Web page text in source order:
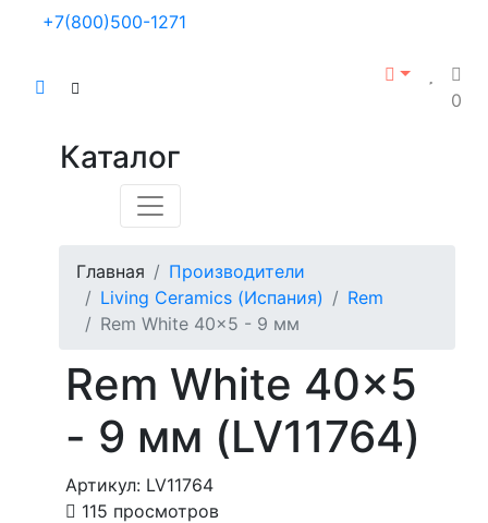
+7(800)500-1271
0
Каталог
Главная
Производители
Living Ceramics (Испания)
Rem
Rem White 40x5 - 9 мм
Rem White 40x5
- 9 мм (LV11764)
Артикул: LV11764
115 просмотров